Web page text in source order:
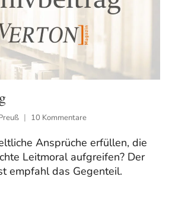
10 Kommentare
Ansprüche erfüllen, die
Leitmoral aufgreifen? Der
empfahl das Gegenteil.